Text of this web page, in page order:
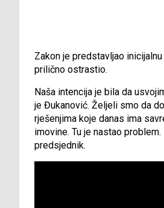
Zakon je predstavljao
prilično ostrastio.
Naša intencija je bila da
je Đukanović. Željeli smo da
rješenjima koje danas ima
imovine. Tu je nastao
predsjednik.